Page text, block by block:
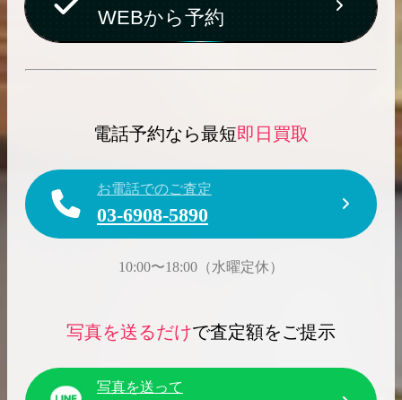
WEBから予約
電話予約なら最短即日買取
お電話でのご査定
03-6908-5890
10:00〜18:00（水曜定休）
写真を送るだけで査定額をご提示
写真を送って